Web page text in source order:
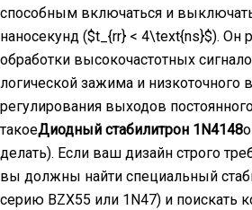
способным включаться и
наносекунд ($t_{rr} < 4\text{ns}$). Он
обработки высокочастотных
логической зажима и низкоточного
регулирования выходов
такоеДиодный стабилитрон 1N4148
делать). Если ваш дизайн строго
вы должны найти специальный
серию BZX55 или 1N47) и поискать